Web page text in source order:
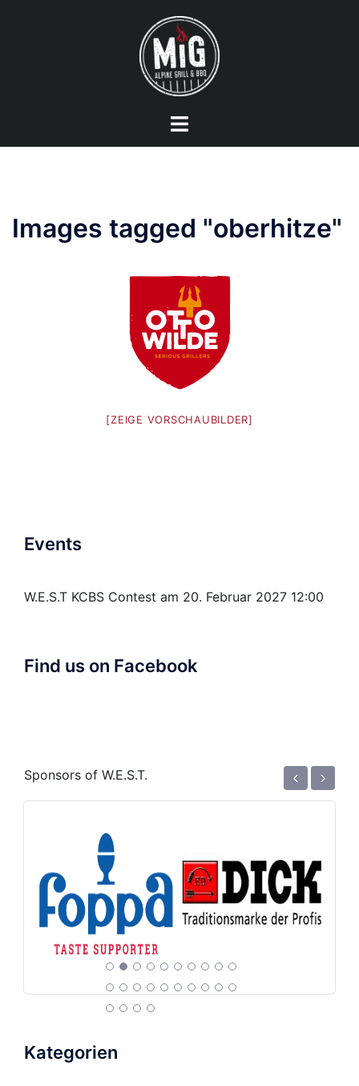
Menü
Images tagged "oberhitze"
[ZEIGE VORSCHAUBILDER]
Events
W.E.S.T KCBS Contest am 20. Februar 2027 12:00
Find us on Facebook
Sponsors of W.E.S.T. ‹ ›
Kategorien